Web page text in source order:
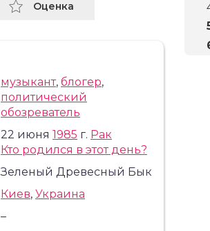
Оценка
музыкант,блогер,
политический
обозреватель
22 июня1985 г. Рак
Кто родился в этот день?
Зеленый Древесный Бык
Киев,Украина
–